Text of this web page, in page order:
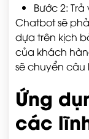
Bước 2:
Chatbot sẽ
dựa trên kịch
của khách
sẽ chuyển câu
Ứng
các